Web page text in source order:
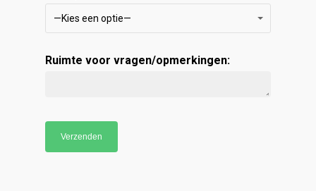
—Kies een optie—
Ruimte voor vragen/opmerkingen: